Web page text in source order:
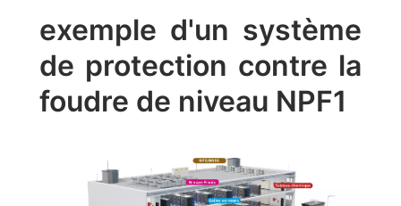
exemple d'un système
de protection contre la
foudre de niveau NPF1